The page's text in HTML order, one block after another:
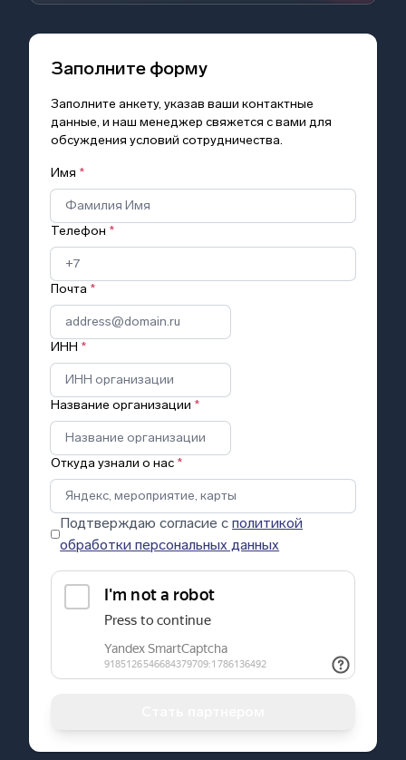
Заполните форму
Заполните анкету, указав ваши контактные
данные, и наш менеджер свяжется с вами для
обсуждения условий сотрудничества.
Имя *
Телефон *
Почта *
ИНН *
Название организации *
Откуда узнали о нас *
Подтверждаю согласие сполитикой
обработки персональных данных